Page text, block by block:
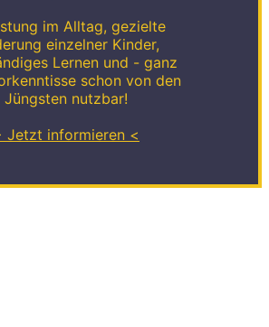
im Alltag, gezielte
einzelner Kinder,
Lernen und - ganz
schon von den
Jüngsten nutzbar!
Jetzt informieren <